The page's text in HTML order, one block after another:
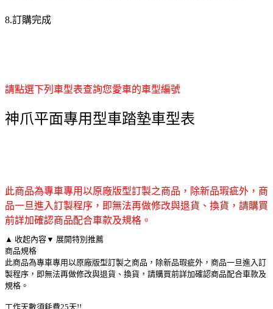
8.訂購完成
請點選下列車型表查詢您愛車的車型編號
神爪平面專用型車踏墊車型表
此商品為專車專用以原廠版型訂製之商品，除新品瑕疵外，商
品一旦進入訂製程序，即無法再做修改與退貨、換貨，請購買
前詳加確認商品配合車款及規格。
▲ 收起內容▼ 展開特別推薦
商品規格
此商品為專車專用以原廠版型訂製之商品，除新品瑕疵外，商品一旦進入訂
製程序，即無法再做修改與退貨、換貨，請購買前詳加確認商品配合車款及
規格。
工作天數須耗費25天!!